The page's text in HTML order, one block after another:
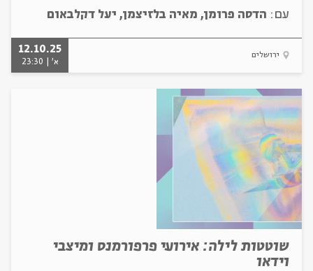
עם: הדסה פרומן, מאיה בלזיצמן, יעל דקלבאום
ירושלים
12.10.25
א' | 23:30
שוטטות לילה: אירועי פרפורמנס ומיצבי
וידאו